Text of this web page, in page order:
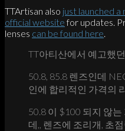
TTArtisan also just launched a
official websitefor updates.
lenses can be found here.
TT아티산에서 예고했
50.8, 85.8 렌즈인데
인에 합리적인 가격의
50.8 이 $100 되지 않
데,, 렌즈에 조리개, 초